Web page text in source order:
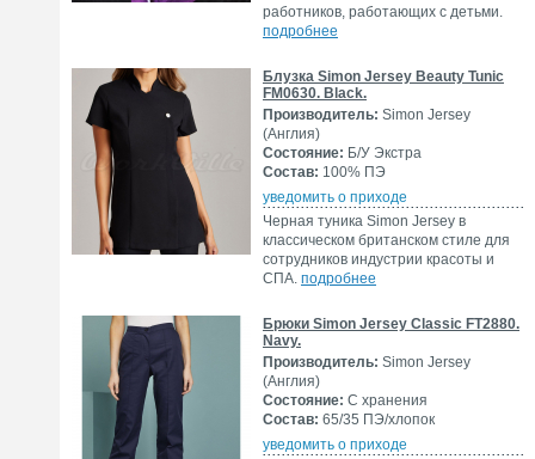
работников, работающих с детьми.
подробнее
Блузка Simon Jersey Beauty Tunic
FM0630. Black.
Производитель: Simon Jersey
(Англия)
Состояние: Б/У Экстра
Состав: 100% ПЭ
уведомить о приходе
Черная туника Simon Jersey в
классическом британском стиле для
сотрудников индустрии красоты и
СПА. подробнее
Брюки Simon Jersey Classic FT2880.
Navy.
Производитель: Simon Jersey
(Англия)
Состояние: С хранения
Состав: 65/35 ПЭ/хлопок
уведомить о приходе